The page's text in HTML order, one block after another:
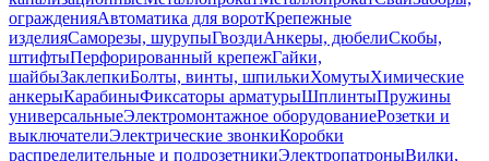
огражденияАвтоматика для воротКрепежные
изделияСаморезы, шурупыГвоздиАнкеры, дюбелиСкобы,
штифтыПерфорированный крепежГайки,
шайбыЗаклепкиБолты, винты, шпилькиХомутыХимические
анкерыКарабиныФиксаторы арматурыШплинтыПружины
универсальныеЭлектромонтажное оборудованиеРозетки и
выключателиЭлектрические звонкиКоробки
распределительные и подрозетникиЭлектропатроныВилки,